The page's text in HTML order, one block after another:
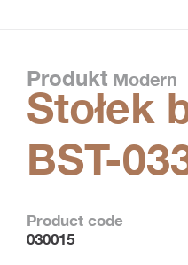
Produkt Modern
Stołek
BST-
Product code
030015